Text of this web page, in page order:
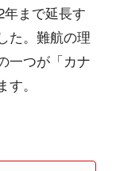
まで延長す
た。難航の理
一つが「カナ
。